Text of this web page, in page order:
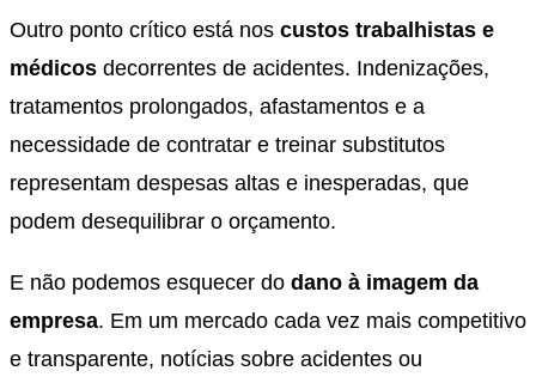
Outro ponto crítico está nos custos trabalhistas e
médicos decorrentes de acidentes. Indenizações,
tratamentos prolongados, afastamentos e a
necessidade de contratar e treinar substitutos
representam despesas altas e inesperadas, que
podem desequilibrar o orçamento.
E não podemos esquecer do dano à imagem da
empresa. Em um mercado cada vez mais competitivo
e transparente, notícias sobre acidentes ou